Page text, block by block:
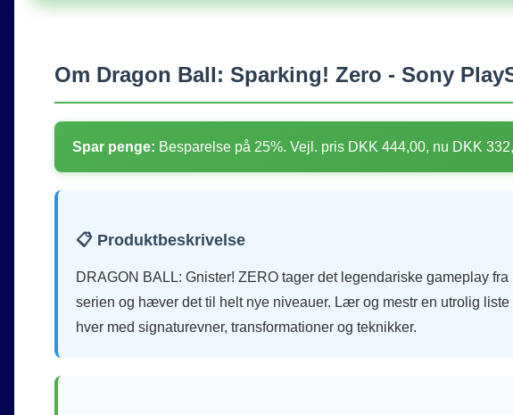
Om Dragon Ball: Sparking! Zero - Sony
Spar penge: Besparelse på 25%. Vejl. pris DKK 444,00, nu DKK
📋 Produktbeskrivelse
DRAGON BALL: Gnister! ZERO tager det legendariske gameplay
serien og hæver det til helt nye niveauer. Lær og mestr en utrolig liste
hver med signaturevner, transformationer og teknikker.